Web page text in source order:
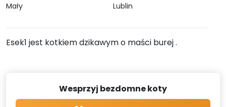
Mały Lublin
Esek1 jest kotkiem dzikawym o maści burej .
Wesprzyj bezdomne koty